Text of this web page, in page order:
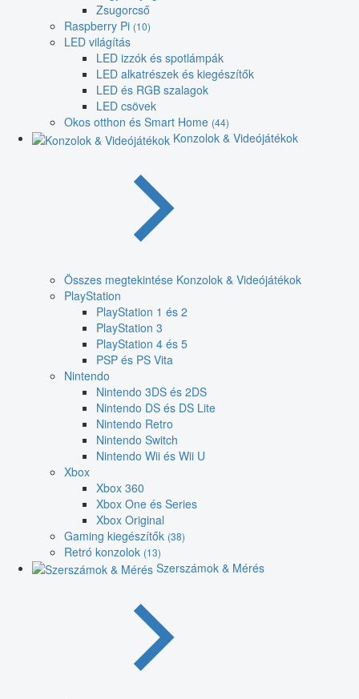
Zsugorcső
Raspberry Pi (10)
LED világítás
LED izzók és spotlámpák
LED alkatrészek és kiegészítők
LED és RGB szalagok
LED csövek
Okos otthon és Smart Home (44)
Konzolok & Videójátékok
Összes megtekintése Konzolok & Videójátékok
PlayStation
PlayStation 1 és 2
PlayStation 3
PlayStation 4 és 5
PSP és PS Vita
Nintendo
Nintendo 3DS és 2DS
Nintendo DS és DS Lite
Nintendo Retro
Nintendo Switch
Nintendo Wii és Wii U
Xbox
Xbox 360
Xbox One és Series
Xbox Original
Gaming kiegészítők (38)
Retró konzolok (13)
Szerszámok & Mérés